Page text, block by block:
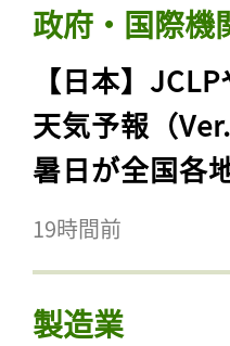
政府・国際機
【日本】
天気予報（
暑日が全国各
19時間前
製造業